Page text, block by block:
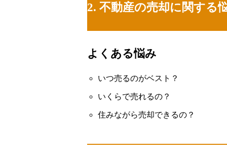
2. 不動産の売却に関する
よくある悩み
いつ売るのがベスト？
いくらで売れるの？
住みながら売却できるの？